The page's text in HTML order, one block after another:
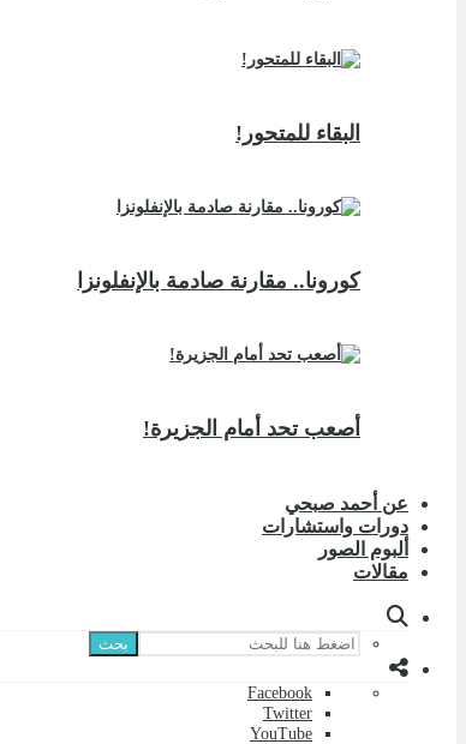
البقاء للمتحور!
كورونا.. مقارنة صادمة بالإنفلونزا
أصعب تحد أمام الجزيرة!
عن أحمد صبحي
دورات واستشارات
ألبوم الصور
مقالات
بحث
Facebook
Twitter
YouTube